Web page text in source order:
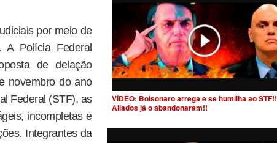
por meio de
A Polícia Federal
de delação
novembro do ano
Federal (STF), as
incompletas e
Integrantes da
VÍDEO: Bolsonaro arrega e se humilha ao STF!!
Aliados já o abandonaram!!